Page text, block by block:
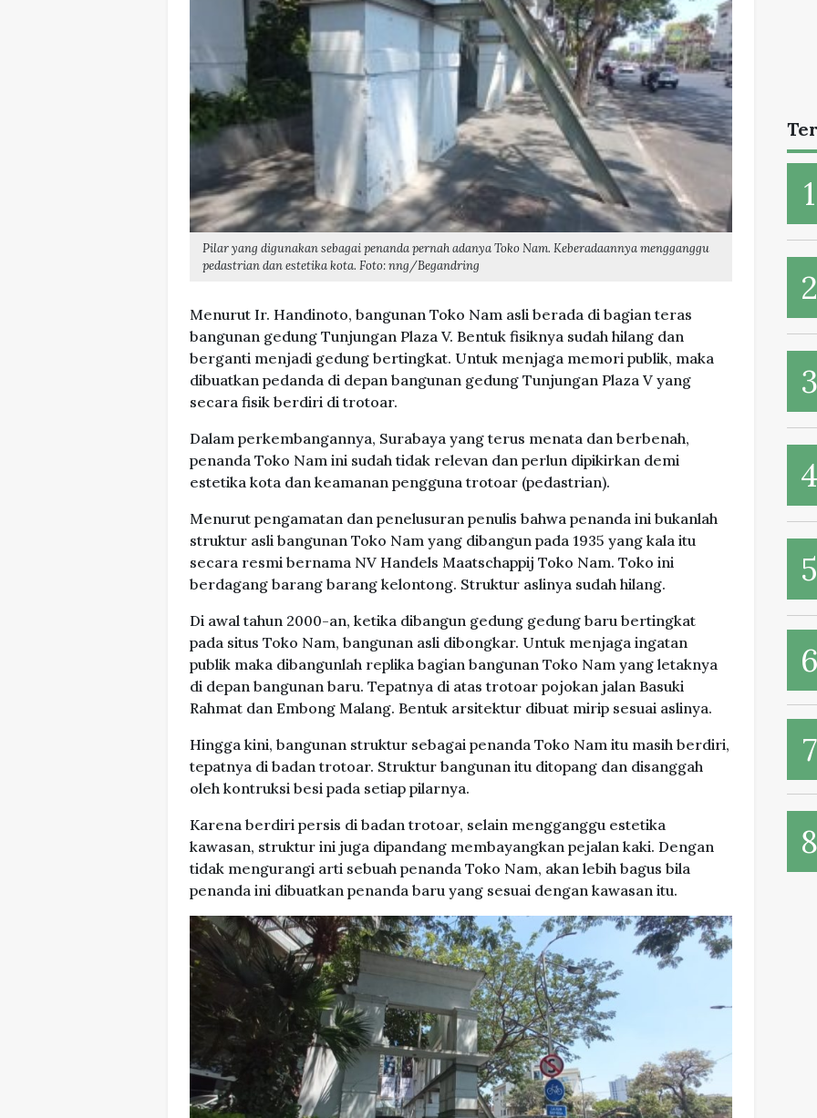
Pilar yang digunakan sebagai penanda pernah adanya Toko Nam. Keberadaannya mengganggu
pedastrian dan estetika kota. Foto: nng/Begandring
Menurut Ir. Handinoto, bangunan Toko Nam asli berada di bagian teras
bangunan gedung Tunjungan Plaza V. Bentuk fisiknya sudah hilang dan
berganti menjadi gedung bertingkat. Untuk menjaga memori publik, maka
dibuatkan pedanda di depan bangunan gedung Tunjungan Plaza V yang
secara fisik berdiri di trotoar.
Dalam perkembangannya, Surabaya yang terus menata dan berbenah,
penanda Toko Nam ini sudah tidak relevan dan perlun dipikirkan demi
estetika kota dan keamanan pengguna trotoar (pedastrian).
Menurut pengamatan dan penelusuran penulis bahwa penanda ini bukanlah
struktur asli bangunan Toko Nam yang dibangun pada 1935 yang kala itu
secara resmi bernama NV Handels Maatschappij Toko Nam. Toko ini
berdagang barang barang kelontong. Struktur aslinya sudah hilang.
Di awal tahun 2000-an, ketika dibangun gedung gedung baru bertingkat
pada situs Toko Nam, bangunan asli dibongkar. Untuk menjaga ingatan
publik maka dibangunlah replika bagian bangunan Toko Nam yang letaknya
di depan bangunan baru. Tepatnya di atas trotoar pojokan jalan Basuki
Rahmat dan Embong Malang. Bentuk arsitektur dibuat mirip sesuai aslinya.
Hingga kini, bangunan struktur sebagai penanda Toko Nam itu masih berdiri,
tepatnya di badan trotoar. Struktur bangunan itu ditopang dan disanggah
oleh kontruksi besi pada setiap pilarnya.
Karena berdiri persis di badan trotoar, selain mengganggu estetika
kawasan, struktur ini juga dipandang membayangkan pejalan kaki. Dengan
tidak mengurangi arti sebuah penanda Toko Nam, akan lebih bagus bila
penanda ini dibuatkan penanda baru yang sesuai dengan kawasan itu.